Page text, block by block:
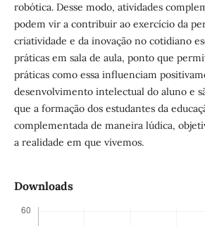
robótica. Desse modo, atividades
podem vir a contribuir ao exercício da
criatividade e da inovação no cotidiano
práticas em sala de aula, ponto que
práticas como essa influenciam
desenvolvimento intelectual do aluno e
que a formação dos estudantes da
complementada de maneira lúdica,
a realidade em que vivemos.
Downloads